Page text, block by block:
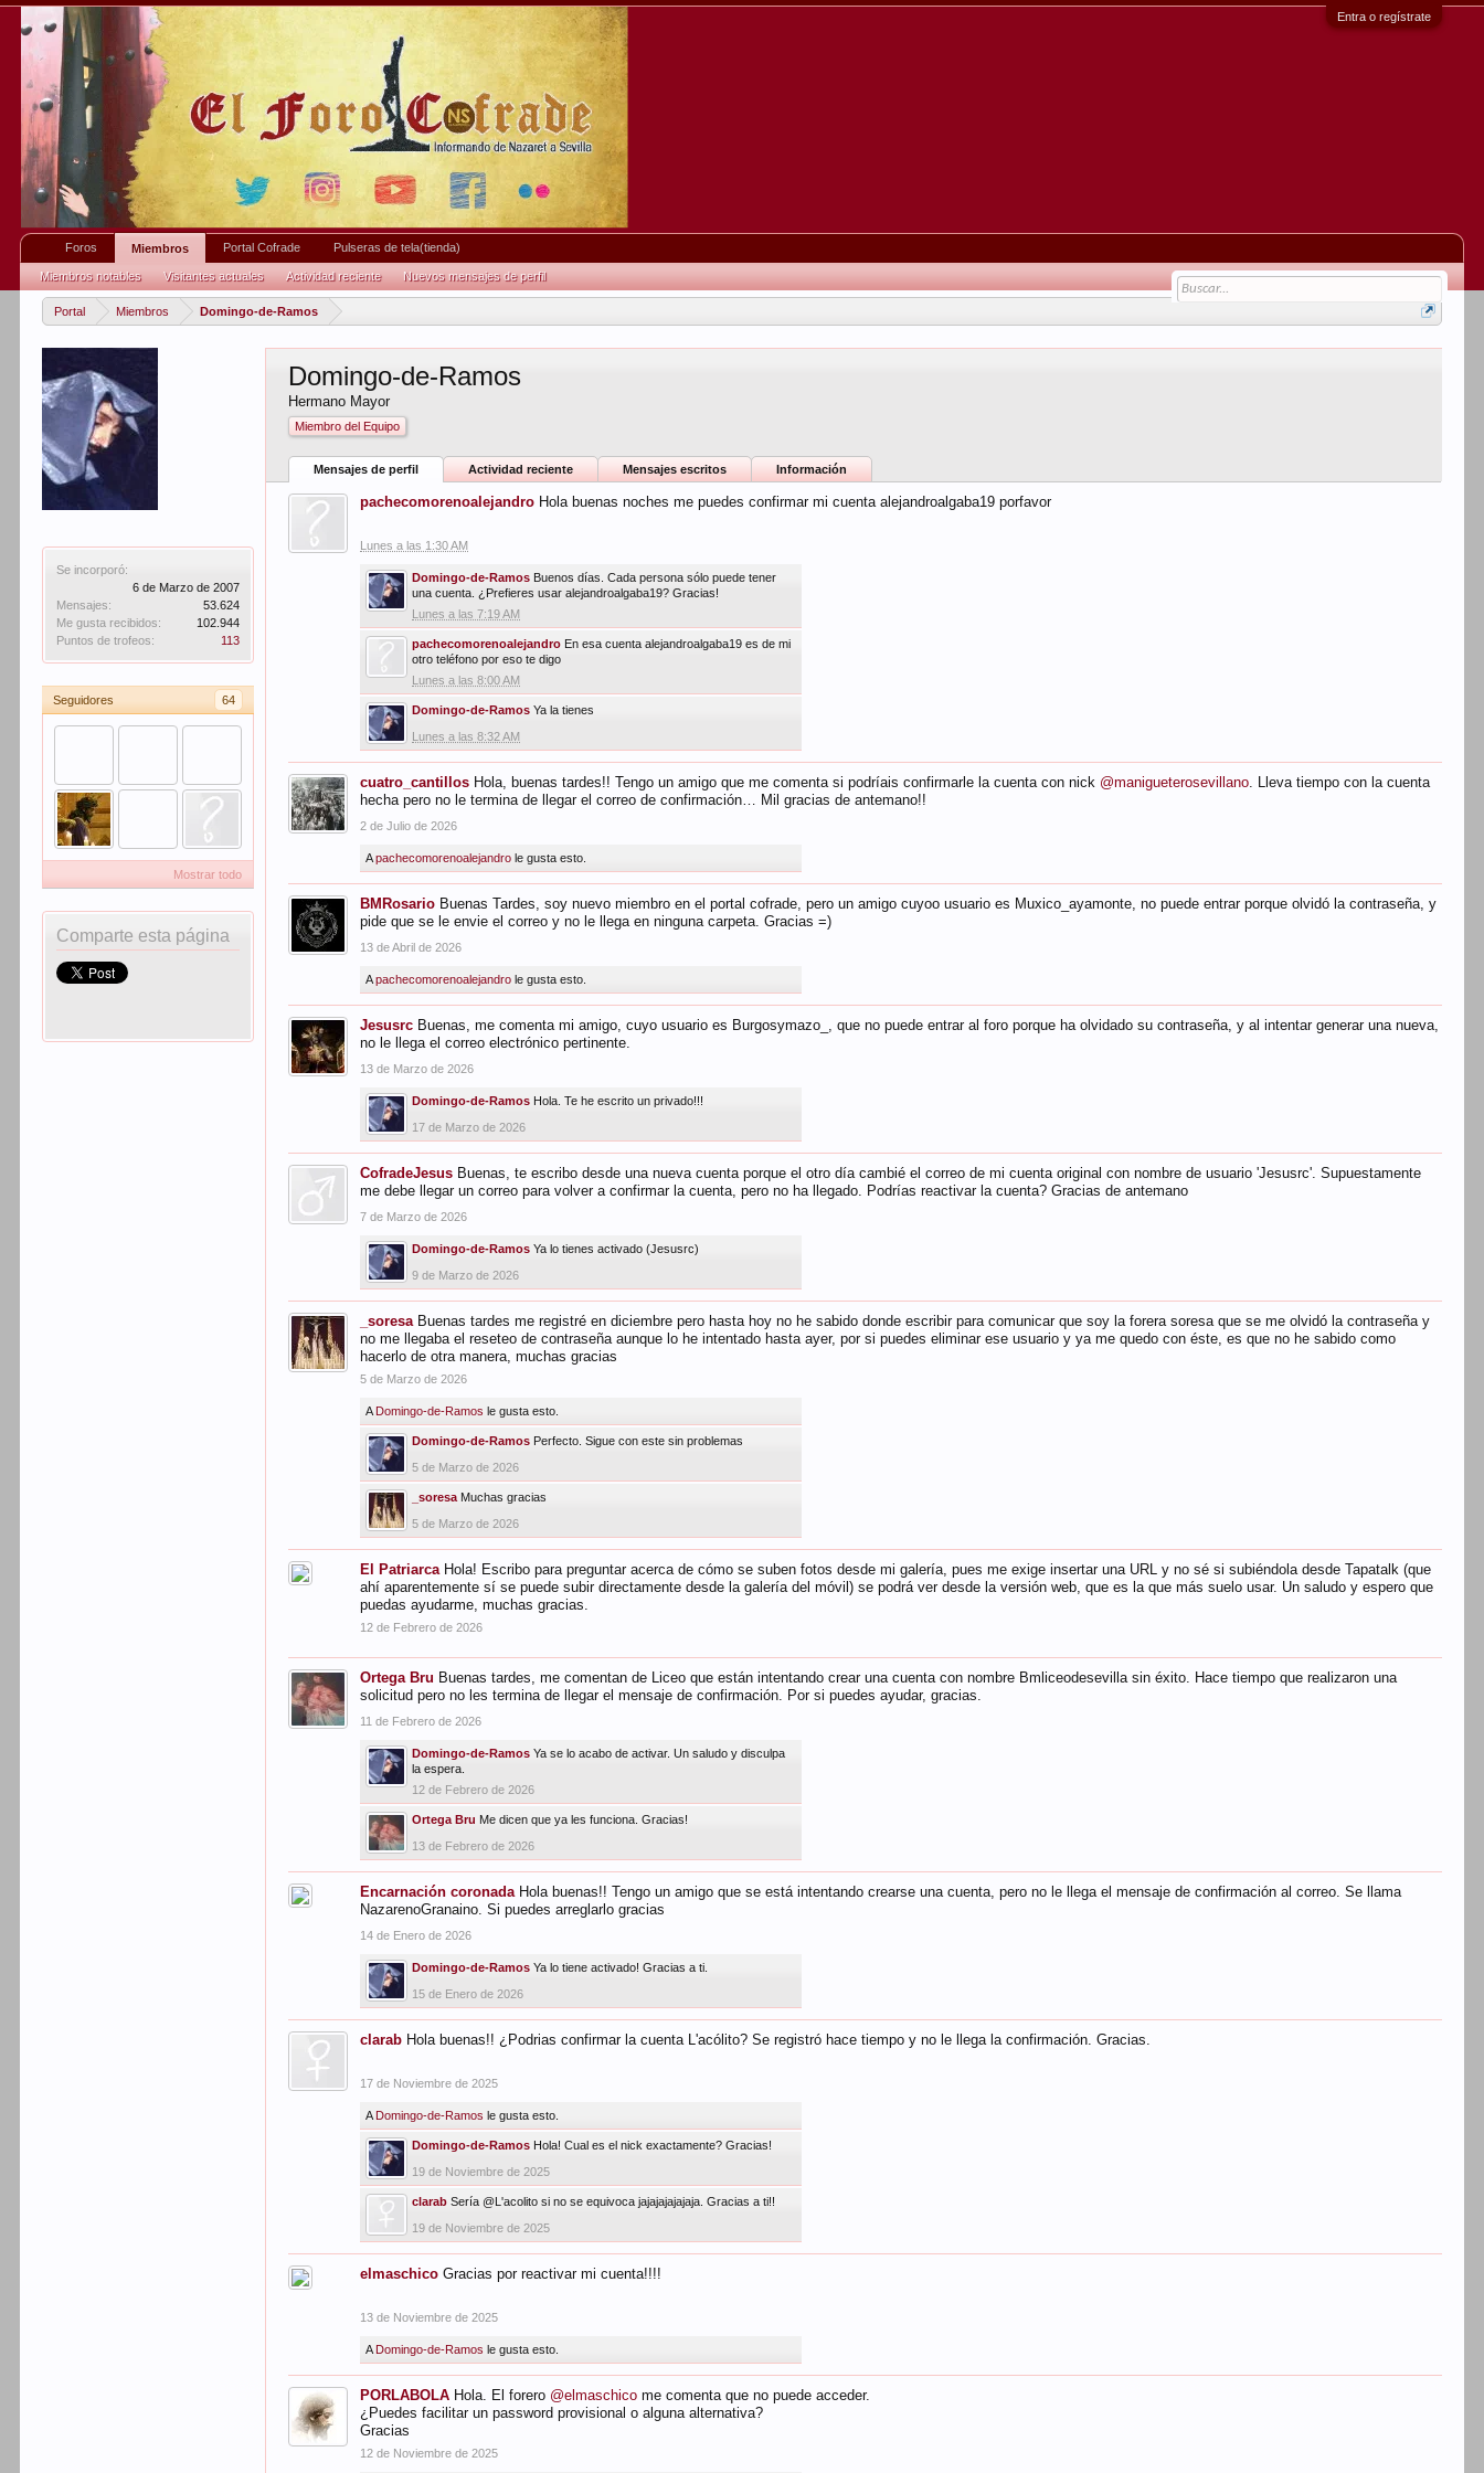
Entra o regístrate
Portal Miembros Domingo-de-Ramos
Se incorporó:
6 de Marzo de 2007
Mensajes:
53.624
Me gusta recibidos:
102.944
Puntos de trofeos:
113
Seguidores 64
Mostrar todo
Comparte esta página
Domingo-de-Ramos
Hermano Mayor
Miembro del Equipo
Mensajes de perfil Actividad reciente Mensajes escritos Información
pachecomorenoalejandro Hola buenas noches me puedes confirmar mi cuenta alejandroalgaba19 porfavor
Lunes a las 1:30 AM
Domingo-de-Ramos Buenos días. Cada persona sólo puede tener
una cuenta. ¿Prefieres usar alejandroalgaba19? Gracias!
Lunes a las 7:19 AM
pachecomorenoalejandro En esa cuenta alejandroalgaba19 es de mi
otro teléfono por eso te digo
Lunes a las 8:00 AM
Domingo-de-Ramos Ya la tienes
Lunes a las 8:32 AM
cuatro_cantillos Hola, buenas tardes!! Tengo un amigo que me comenta si podríais confirmarle la cuenta con nick @manigueterosevillano. Lleva tiempo con la cuenta
hecha pero no le termina de llegar el correo de confirmación… Mil gracias de antemano!!
2 de Julio de 2026
Apachecomorenoalejandro le gusta esto.
BMRosario Buenas Tardes, soy nuevo miembro en el portal cofrade, pero un amigo cuyoo usuario es Muxico_ayamonte, no puede entrar porque olvidó la contraseña, y
pide que se le envie el correo y no le llega en ninguna carpeta. Gracias =)
13 de Abril de 2026
Apachecomorenoalejandro le gusta esto.
Jesusrc Buenas, me comenta mi amigo, cuyo usuario es Burgosymazo_, que no puede entrar al foro porque ha olvidado su contraseña, y al intentar generar una nueva,
no le llega el correo electrónico pertinente.
13 de Marzo de 2026
Domingo-de-Ramos Hola. Te he escrito un privado!!!
17 de Marzo de 2026
CofradeJesus Buenas, te escribo desde una nueva cuenta porque el otro día cambié el correo de mi cuenta original con nombre de usuario 'Jesusrc'. Supuestamente
me debe llegar un correo para volver a confirmar la cuenta, pero no ha llegado. Podrías reactivar la cuenta? Gracias de antemano
7 de Marzo de 2026
Domingo-de-Ramos Ya lo tienes activado (Jesusrc)
9 de Marzo de 2026
_soresa Buenas tardes me registré en diciembre pero hasta hoy no he sabido donde escribir para comunicar que soy la forera soresa que se me olvidó la contraseña y
no me llegaba el reseteo de contraseña aunque lo he intentado hasta ayer, por si puedes eliminar ese usuario y ya me quedo con éste, es que no he sabido como
hacerlo de otra manera, muchas gracias
5 de Marzo de 2026
ADomingo-de-Ramos le gusta esto.
Domingo-de-Ramos Perfecto. Sigue con este sin problemas
5 de Marzo de 2026
_soresa Muchas gracias
5 de Marzo de 2026
El Patriarca Hola! Escribo para preguntar acerca de cómo se suben fotos desde mi galería, pues me exige insertar una URL y no sé si subiéndola desde Tapatalk (que
ahí aparentemente sí se puede subir directamente desde la galería del móvil) se podrá ver desde la versión web, que es la que más suelo usar. Un saludo y espero que
puedas ayudarme, muchas gracias.
12 de Febrero de 2026
Ortega Bru Buenas tardes, me comentan de Liceo que están intentando crear una cuenta con nombre Bmliceodesevilla sin éxito. Hace tiempo que realizaron una
solicitud pero no les termina de llegar el mensaje de confirmación. Por si puedes ayudar, gracias.
11 de Febrero de 2026
Domingo-de-Ramos Ya se lo acabo de activar. Un saludo y disculpa
la espera.
12 de Febrero de 2026
Ortega Bru Me dicen que ya les funciona. Gracias!
13 de Febrero de 2026
Encarnación coronada Hola buenas!! Tengo un amigo que se está intentando crearse una cuenta, pero no le llega el mensaje de confirmación al correo. Se llama
NazarenoGranaino. Si puedes arreglarlo gracias
14 de Enero de 2026
Domingo-de-Ramos Ya lo tiene activado! Gracias a ti.
15 de Enero de 2026
clarab Hola buenas!! ¿Podrias confirmar la cuenta L'acólito? Se registró hace tiempo y no le llega la confirmación. Gracias.
17 de Noviembre de 2025
ADomingo-de-Ramos le gusta esto.
Domingo-de-Ramos Hola! Cual es el nick exactamente? Gracias!
19 de Noviembre de 2025
clarab Sería @L'acolito si no se equivoca jajajajajajaja. Gracias a ti!!
19 de Noviembre de 2025
elmaschico Gracias por reactivar mi cuenta!!!!
13 de Noviembre de 2025
ADomingo-de-Ramos le gusta esto.
PORLABOLA Hola. El forero @elmaschico me comenta que no puede acceder.
¿Puedes facilitar un password provisional o alguna alternativa?
Gracias
12 de Noviembre de 2025
Foros Miembros
Miembros notables Visitantes actuales Actividad reciente Nuevos mensajes de perfil
Portal Cofrade Pulseras de tela(tienda)